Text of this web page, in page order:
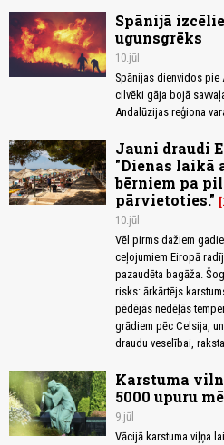
Spānijā
ugunsgrēks
10.jūl
Spānijas dienvidos pie
cilvēki gāja bojā
Andalūzijas reģiona
Jauni draudi
"Dienas laikā
bērniem pa
pārvietoties."
10.jūl
Vēl pirms dažiem
ceļojumiem Eiropā
pazaudēta bagāža.
risks: ārkārtējs
pēdējās nedēļās
grādiem pēc Celsija,
draudu veselībai,
Karstuma
5000 upuru
9.jūl
Vācijā karstuma viļņa